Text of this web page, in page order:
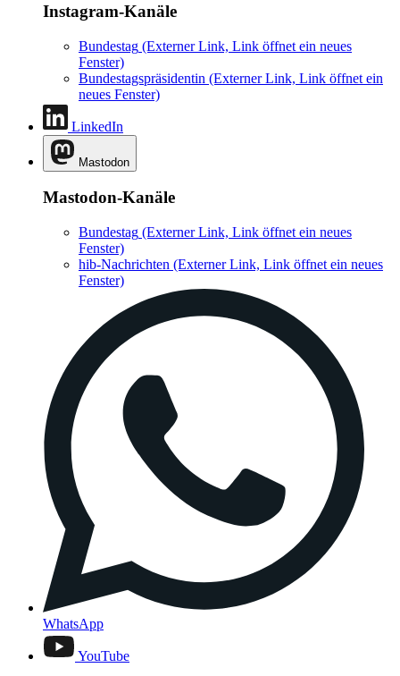
Instagram-Kanäle
Bundestag (Externer Link, Link öffnet ein neues
Fenster)
Bundestagspräsidentin (Externer Link, Link öffnet ein
neues Fenster)
LinkedIn
Mastodon
Mastodon-Kanäle
Bundestag (Externer Link, Link öffnet ein neues
Fenster)
hib-Nachrichten (Externer Link, Link öffnet ein neues
Fenster)
WhatsApp
YouTube